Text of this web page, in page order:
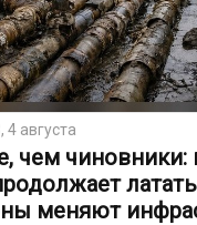
4 августа
чем чиновники:
меняют